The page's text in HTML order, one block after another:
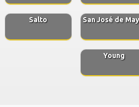
Salto San José de
Young